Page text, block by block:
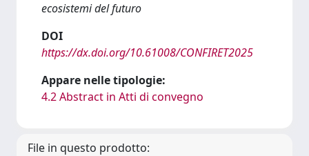
ecosistemi del futuro
DOI
https://dx.doi.org/10.61008/CONFIRET2025
Appare nelle tipologie:
4.2 Abstract in Atti di convegno
File in questo prodotto: